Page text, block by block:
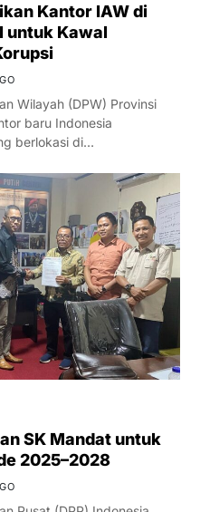
Kantor IAW di
untuk Kawal
Wilayah (DPW) Provinsi
baru Indonesia
berlokasi di…
SK Mandat untuk
2025–2028